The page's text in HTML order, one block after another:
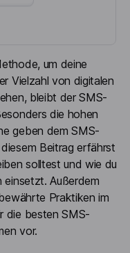
um deine
Vielzahl von digitalen
bleibt der SMS-
die hohen
geben dem SMS-
Beitrag erfährst
solltest und wie du
einsetzt. Außerdem
Praktiken im
die besten SMS-
vor.